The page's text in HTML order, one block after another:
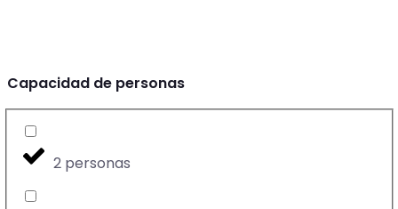
Capacidad de personas
2 personas